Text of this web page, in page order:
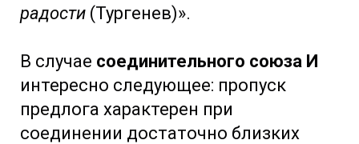
радости (Тургенев)».
В случае соединительного союза И
интересно следующее: пропуск
предлога характерен при
соединении достаточно близких